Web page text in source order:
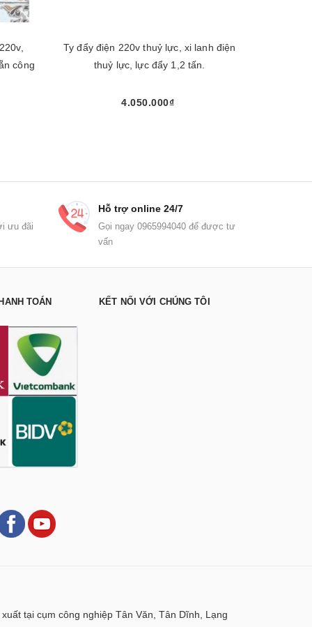
công
Ty đẩy điện 220v thuỷ lực, xi lanh điện
thuỷ lực, lực đẩy 1,2 tấn.
4.050.000₫
ưu đãi
Hỗ trợ online 24/7
Gọi ngay 0965994040 để được tư
vấn
TOÁN KẾT NỐI VỚI CHÚNG TÔI
tại cụm công nghiệp Tân Văn, Tân Dĩnh, Lạng